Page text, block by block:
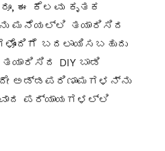
ಈ ಕೆಲವು ಕೃತಕ
ಮನೆಯಲ್ಲಿ ತಯಾರಿಸಿದ
ಬದಲಾಯಿಸಬಹುದು
DIY ಬಾಡಿ
ಅಡ್ಡಪರಿಣಾಮಗಳನ್ನು
ಪರ್ಯಾಯಗಳಲ್ಲಿ